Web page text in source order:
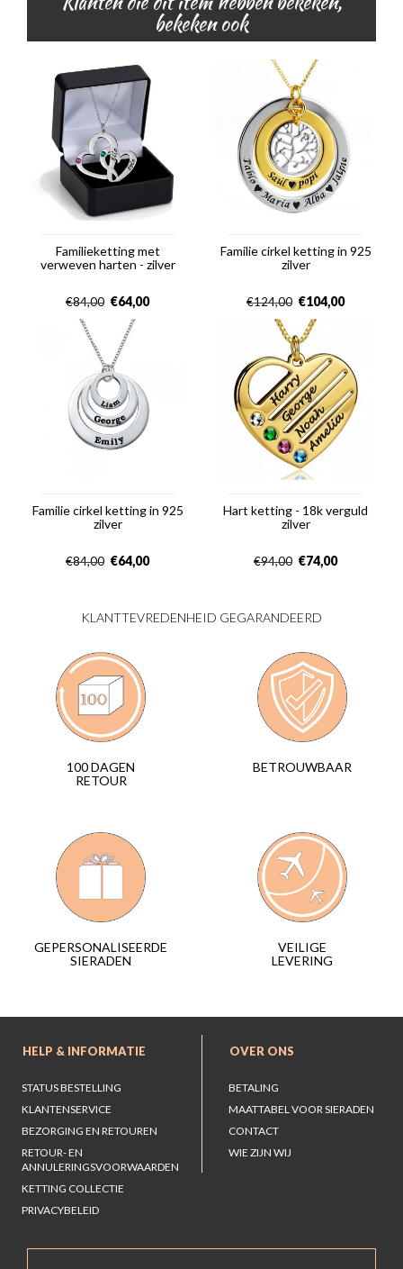
bekeken ook
Familieketting met
verweven harten - zilver
€84,00 €64,00
Familie cirkel ketting in 925
zilver
€124,00 €104,00
Familie cirkel ketting in 925
zilver
€84,00 €64,00
Hart ketting - 18k verguld
zilver
€94,00 €74,00
KLANTTEVREDENHEID GEGARANDEERD
100 DAGEN
RETOUR
BETROUWBAAR
GEPERSONALISEERDE
SIERADEN
VEILIGE
LEVERING
HELP & INFORMATIE
STATUS BESTELLING
KLANTENSERVICE
BEZORGING EN RETOUREN
RETOUR- EN
ANNULERINGSVOORWAARDEN
KETTING COLLECTIE
PRIVACYBELEID
OVER ONS
BETALING
MAATTABEL VOOR SIERADEN
CONTACT
WIE ZIJN WIJ